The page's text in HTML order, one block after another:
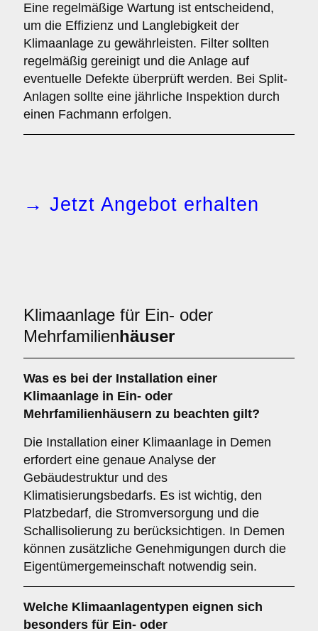
Eine regelmäßige Wartung ist entscheidend,
um die Effizienz und Langlebigkeit der
Klimaanlage zu gewährleisten. Filter sollten
regelmäßig gereinigt und die Anlage auf
eventuelle Defekte überprüft werden. Bei Split-
Anlagen sollte eine jährliche Inspektion durch
einen Fachmann erfolgen.
→ Jetzt Angebot erhalten
Klimaanlage für Ein- oder
Mehrfamilienhäuser
Was es bei der Installation einer
Klimaanlage in Ein- oder
Mehrfamilienhäusern zu beachten gilt?
Die Installation einer Klimaanlage in Demen
erfordert eine genaue Analyse der
Gebäudestruktur und des
Klimatisierungsbedarfs. Es ist wichtig, den
Platzbedarf, die Stromversorgung und die
Schallisolierung zu berücksichtigen. In Demen
können zusätzliche Genehmigungen durch die
Eigentümergemeinschaft notwendig sein.
Welche Klimaanlagentypen eignen sich
besonders für Ein- oder